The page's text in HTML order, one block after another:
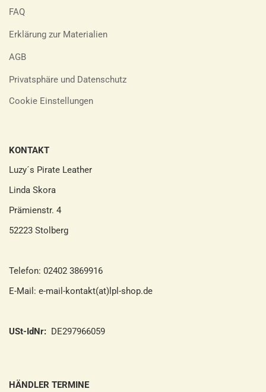
FAQ
Erklärung zur Materialien
AGB
Privatsphäre und Datenschutz
Cookie Einstellungen
KONTAKT
Luzy´s Pirate Leather
Linda Skora
Prämienstr. 4
52223 Stolberg
Telefon: 02402 3869916
E-Mail: e-mail-kontakt(at)lpl-shop.de
USt-IdNr: DE297966059
HÄNDLER TERMINE